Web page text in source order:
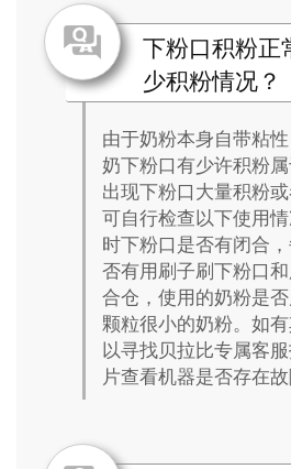
下粉口积粉正
少积粉情况？
由于奶粉本身自带粘
奶下粉口有少许积粉
出现下粉口大量积粉
可自行检查以下使用
时下粉口是否有闭合
否有用刷子刷下粉口
合仓，使用的奶粉是
颗粒很小的奶粉。如
以寻找贝拉比专属客
片查看机器是否存在故